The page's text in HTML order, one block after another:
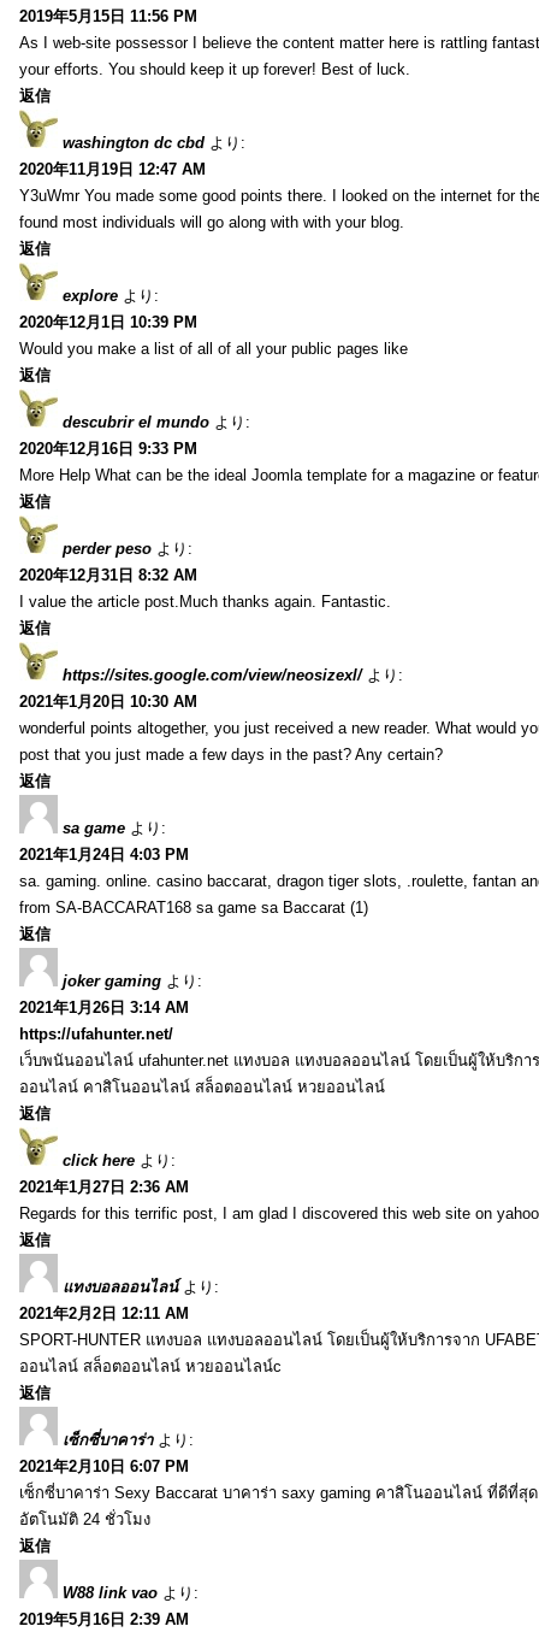
2019年5月15日 11:56 PM
As I web-site possessor I believe the content matter here is rattling
your efforts. You should keep it up forever! Best of luck.
返信
washington dc cbd より:
2020年11月19日 12:47 AM
Y3uWmr You made some good points there. I looked on the internet for
found most individuals will go along with with your blog.
返信
explore より:
2020年12月1日 10:39 PM
Would you make a list of all of all your public pages like
返信
descubrir el mundo より:
2020年12月16日 9:33 PM
More Help What can be the ideal Joomla template for a magazine or
返信
perder peso より:
2020年12月31日 8:32 AM
I value the article post.Much thanks again. Fantastic.
返信
https://sites.google.com/view/neosizexl/ より:
2021年1月20日 10:30 AM
wonderful points altogether, you just received a new reader. What would
post that you just made a few days in the past? Any certain?
返信
sa game より:
2021年1月24日 4:03 PM
sa. gaming. online. casino baccarat, dragon tiger slots, .roulette, fantan
from SA-BACCARAT168 sa game sa Baccarat (1)
返信
joker gaming より:
2021年1月26日 3:14 AM
https://ufahunter.net/
เว็บพนันออนไลน์ ufahunter.net แทงบอล แทงบอลออนไลน์ โดยเป็นผู้ให้บริกา
ออนไลน์ คาสิโนออนไลน์ สล็อตออนไลน์ หวยออนไลน์
返信
click here より:
2021年1月27日 2:36 AM
Regards for this terrific post, I am glad I discovered this web site on
返信
แทงบอลออนไลน์ より:
2021年2月2日 12:11 AM
SPORT-HUNTER แทงบอล แทงบอลออนไลน์ โดยเป็นผู้ให้บริการจาก
ออนไลน์ สล็อตออนไลน์ หวยออนไลน์c
返信
เซ็กซี่บาคาร่า より:
2021年2月10日 6:07 PM
เซ็กซี่บาคาร่า Sexy Baccarat บาคาร่า saxy gaming คาสิโนออนไลน์ ที่ดีที่สุ
อัตโนมัติ 24 ชั่วโมง
返信
W88 link vao より:
2019年5月16日 2:39 AM